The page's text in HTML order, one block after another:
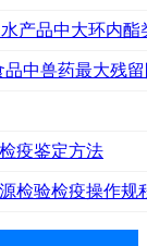
产品中大环内
品中兽药最大残
疫鉴定方法
检验检疫操作规